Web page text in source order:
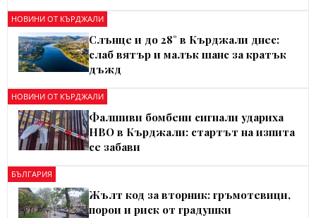
НОВИНИ ОТ КЪРДЖАЛИ
Слънце и до 28° в Кърджали днес:
слаб вятър и малък шанс за кратък
дъжд
НОВИНИ ОТ КЪРДЖАЛИ
Фалшиви бомбени сигнали удариха
НВО в Кърджали: стартът на изпита
се забави
БЪЛГАРИЯ
Жълт код за вторник: гръмотевици,
порои и риск от градушки